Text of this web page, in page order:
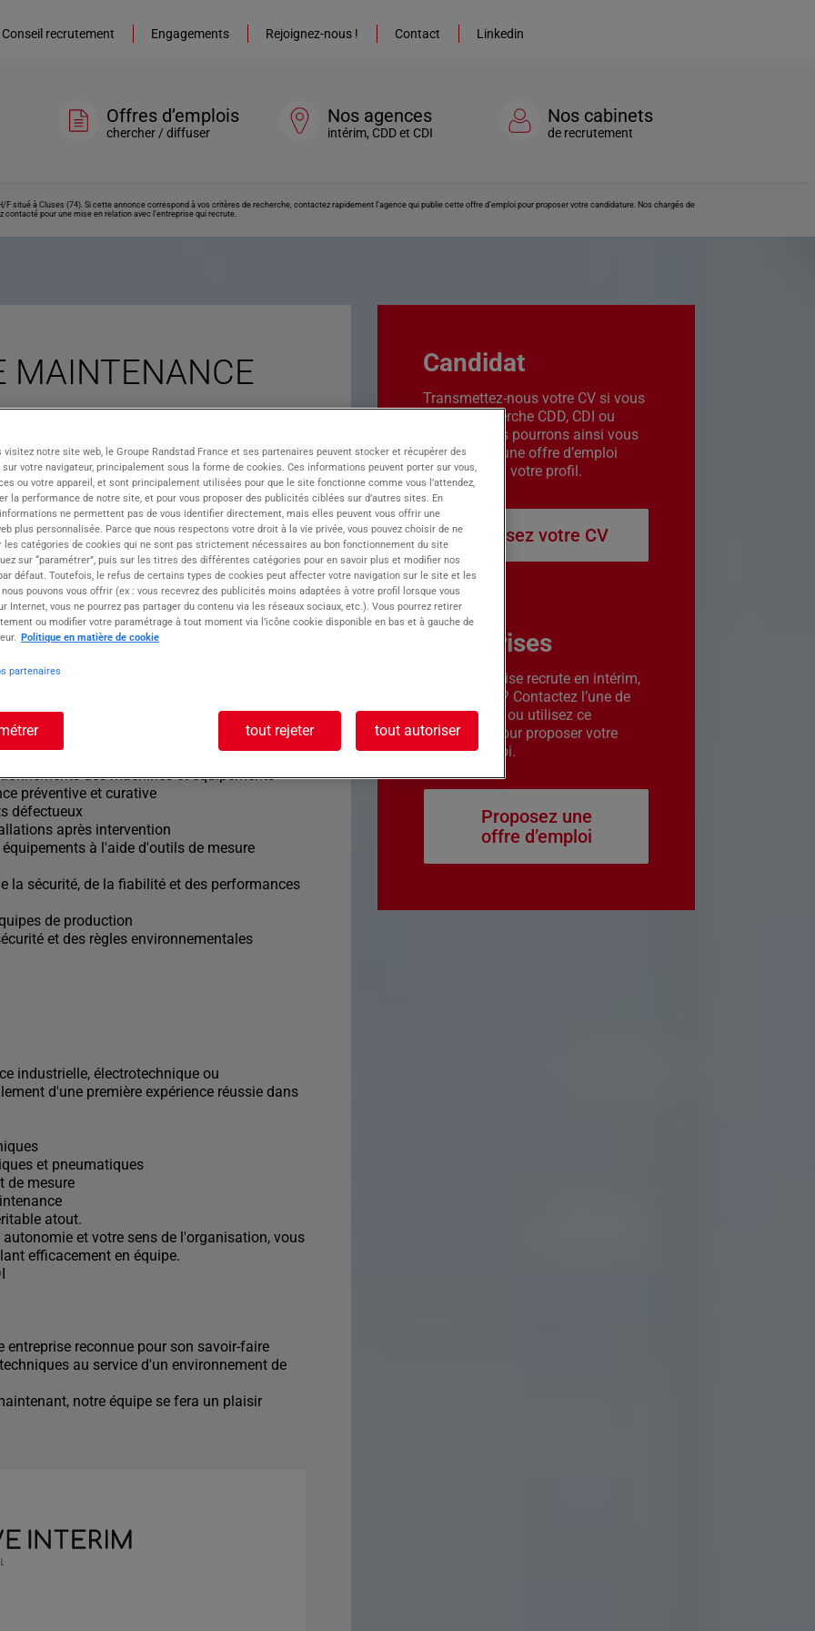
Conseil recrutement Engagements Rejoignez-nous ! Contact Linkedin
Offres d’emplois
chercher / diffuser
Nos agences
intérim, CDD et CDI
Nos cabinets
de recrutement
F situé à Cluses (74). Si cette annonce correspond à vos critères de recherche, contactez rapidement l’agence qui publie cette offre d’emploi pour proposer votre candidature. Nos chargés de
pour une mise en relation avec l’entreprise qui recrute.
MAINTENANCE
des équipements industriels ? Vous
ne se ressemble ? Cette opportunité est faite
Atoll, recrute pour l'un de ses clients,
un Technicien de Maintenance H/F.
: TECHNICIEN
H/F
de production, vous contribuez au bon
performance industrielle de l'entreprise.
:
des machines et équipements
préventive et curative
défectueux
après intervention
à l'aide d'outils de mesure
la sécurité, de la fiabilité et des performances
de production
et des règles environnementales
industrielle, électrotechnique ou
d'une première expérience réussie dans
et pneumatiques
de mesure
atout.
et votre sens de l'organisation, vous
efficacement en équipe.
entreprise reconnue pour son savoir-faire
au service d'un environnement de
notre équipe se fera un plaisir
Candidat
Transmettez-nous votre CV si vous
êtes en recherche CDD, CDI ou
intérim. Nous pourrons ainsi vous
contacter si une offre d’emploi
correspond à votre profil.
Déposez votre CV
Entreprises
Votre entreprise recrute en intérim,
CDD ou CDI ? Contactez l’une de
nos agences ou utilisez ce
formulaire pour proposer votre
offre d’emploi.
Proposez une
offre d’emploi
visitez notre site web, le Groupe Randstad France et ses partenaires peuvent stocker et récupérer des
votre navigateur, principalement sous la forme de cookies. Ces informations peuvent porter sur vous,
ou votre appareil, et sont principalement utilisées pour que le site fonctionne comme vous l’attendez,
la performance de notre site, et pour vous proposer des publicités ciblées sur d’autres sites. En
ne permettent pas de vous identifier directement, mais elles peuvent vous offrir une
plus personnalisée. Parce que nous respectons votre droit à la vie privée, vous pouvez choisir de ne
les catégories de cookies qui ne sont pas strictement nécessaires au bon fonctionnement du site
sur “paramétrer”, puis sur les titres des différentes catégories pour en savoir plus et modifier nos
défaut. Toutefois, le refus de certains types de cookies peut affecter votre navigation sur le site et les
pouvons vous offrir (ex : vous recevrez des publicités moins adaptées à votre profil lorsque vous
Internet, vous ne pourrez pas partager du contenu via les réseaux sociaux, etc.). Vous pourrez retirer
ou modifier votre paramétrage à tout moment via l’icône cookie disponible en bas et à gauche de
Politique en matière de cookie
partenaires
tout rejeter tout autoriser